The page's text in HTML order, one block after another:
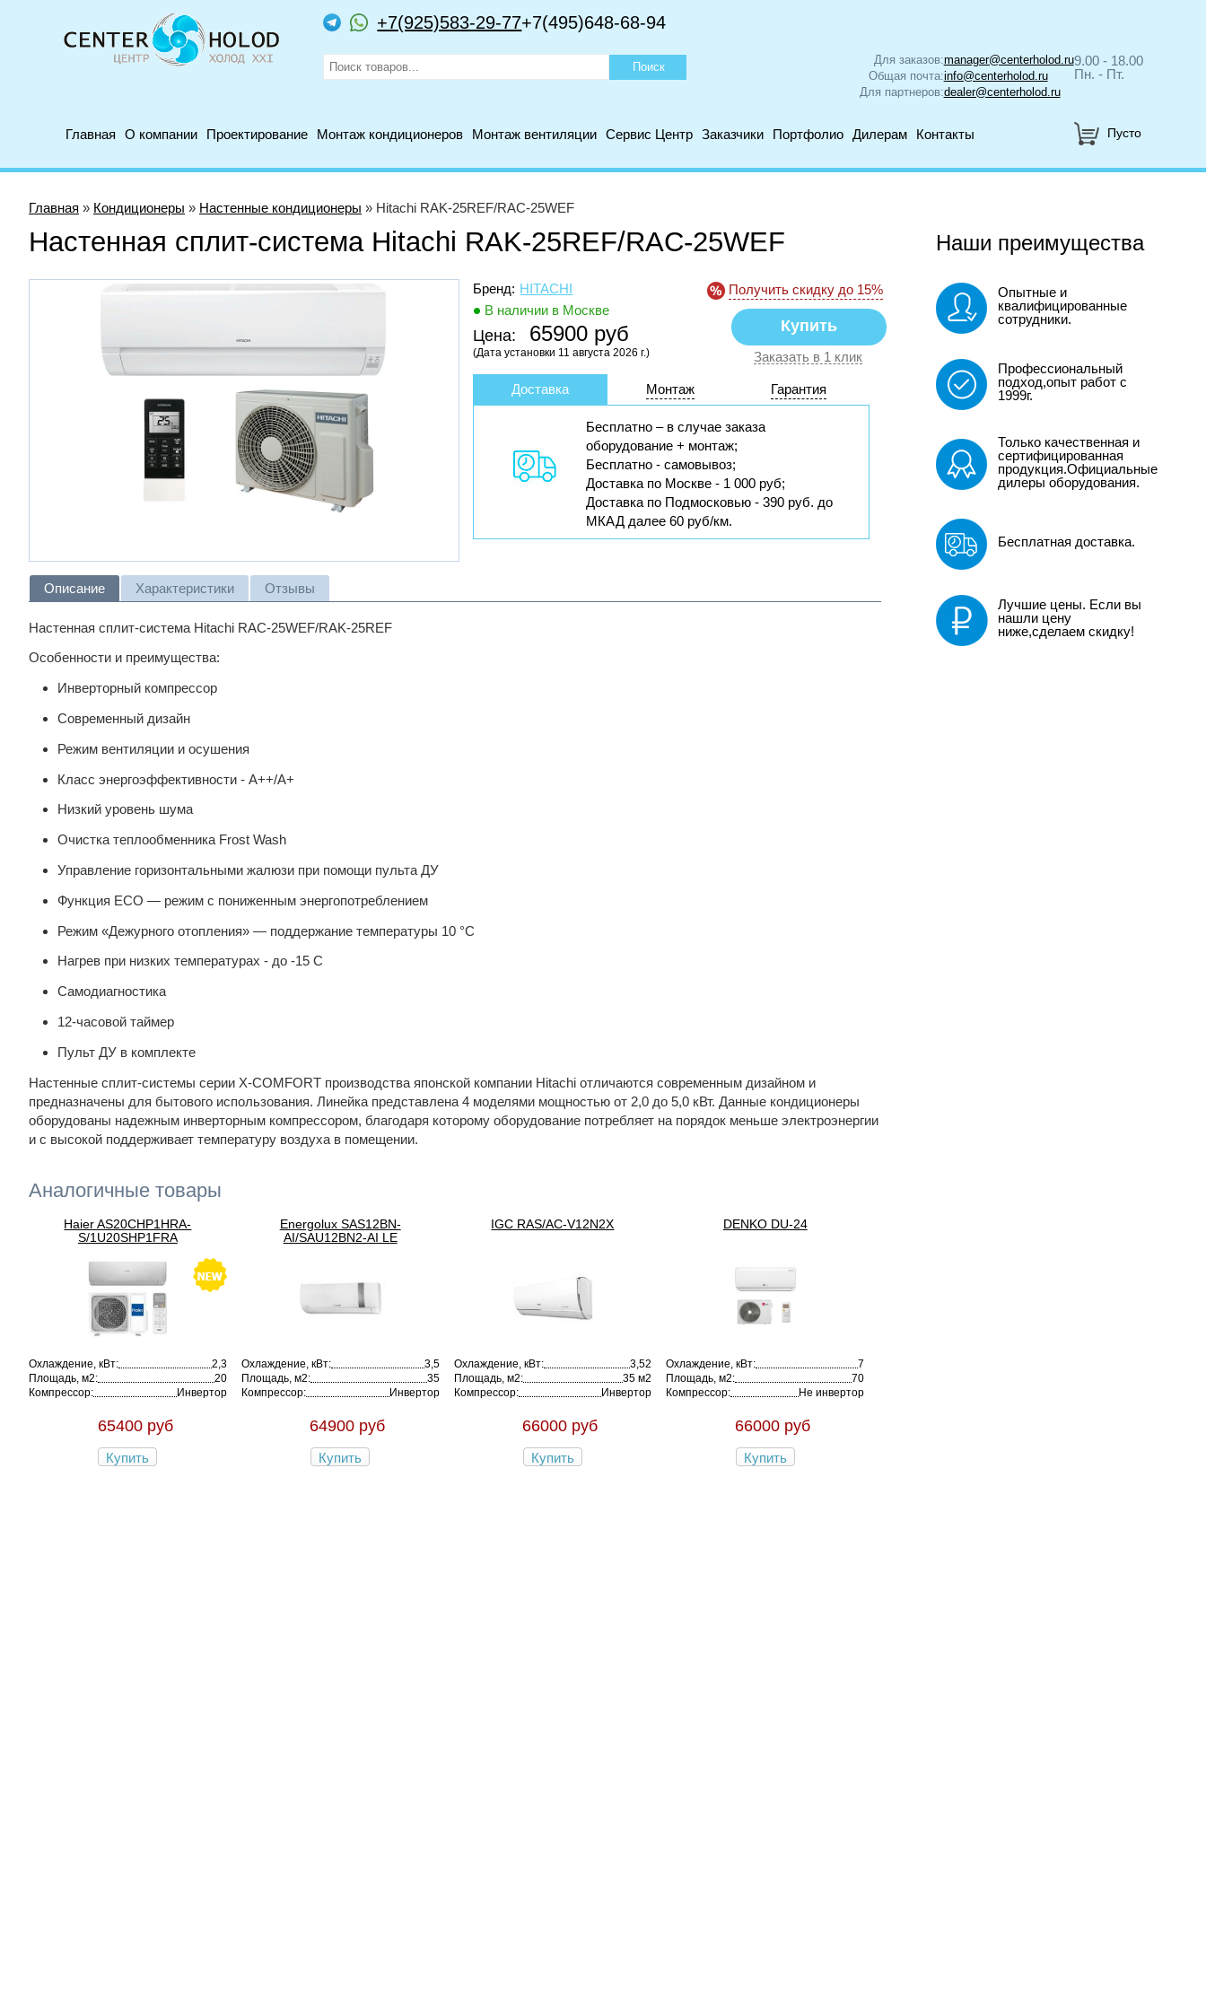
+7(925)583-29-77+7(495)648-68-94
Для заказов:manager@centerholod.ru
Общая почта:info@centerholod.ru
Для партнеров:dealer@centerholod.ru
9.00 - 18.00
Пн. - Пт.
Главная О компании Проектирование Монтаж кондиционеров Монтаж вентиляции Сервис Центр Заказчики Портфолио Дилерам Контакты Пусто
Главная » Кондиционеры » Настенные кондиционеры » Hitachi RAK-25REF/RAC-25WEF
Настенная сплит-система Hitachi RAK-25REF/RAC-25WEF
Бренд: HITACHI
В наличии в Москве
Цена: 65900 руб
(Дата установки 11 августа 2026 г.)
Получить скидку до 15%
Заказать в 1 клик
Доставка Монтаж Гарантия
Бесплатно – в случае заказа
оборудование + монтаж;
Бесплатно - самовывоз;
Доставка по Москве - 1 000 руб;
Доставка по Подмосковью - 390 руб. до
МКАД далее 60 руб/км.
Описание Характеристики Отзывы
Настенная сплит-система Hitachi RAC-25WEF/RAK-25REF
Особенности и преимущества:
Инверторный компрессор
Современный дизайн
Режим вентиляции и осушения
Класс энергоэффективности - A++/A+
Низкий уровень шума
Очистка теплообменника Frost Wash
Управление горизонтальными жалюзи при помощи пульта ДУ
Функция ECO — режим с пониженным энергопотреблением
Режим «Дежурного отопления» — поддержание температуры 10 °C
Нагрев при низких температурах - до -15 С
Самодиагностика
12-часовой таймер
Пульт ДУ в комплекте
Настенные сплит-системы серии X-COMFORT производства японской компании Hitachi отличаются современным дизайном и
предназначены для бытового использования. Линейка представлена 4 моделями мощностью от 2,0 до 5,0 кВт. Данные кондиционеры
оборудованы надежным инверторным компрессором, благодаря которому оборудование потребляет на порядок меньше электроэнергии
и с высокой поддерживает температуру воздуха в помещении.
Аналогичные товары
Haier AS20CHP1HRA-
S/1U20SHP1FRA
Охлаждение, кВт:
2,3
Площадь, м2:
20
Компрессор:
Инвертор
65400 руб
Купить
Energolux SAS12BN-
AI/SAU12BN2-AI LE
Охлаждение, кВт:
3,5
Площадь, м2:
35
Компрессор:
Инвертор
64900 руб
Купить
IGC RAS/AC-V12N2X
Охлаждение, кВт:
3,52
Площадь, м2:
35 м2
Компрессор:
Инвертор
66000 руб
Купить
DENKO DU-24
Охлаждение, кВт:
7
Площадь, м2:
70
Компрессор:
Не инвертор
66000 руб
Купить
Наши преимущества
Опытные и
квалифицированные
сотрудники.
Профессиональный
подход,опыт работ с
1999г.
Только качественная и
сертифицированная
продукция.Официальные
дилеры оборудования.
Бесплатная доставка.
Лучшие цены. Если вы
нашли цену
ниже,сделаем скидку!